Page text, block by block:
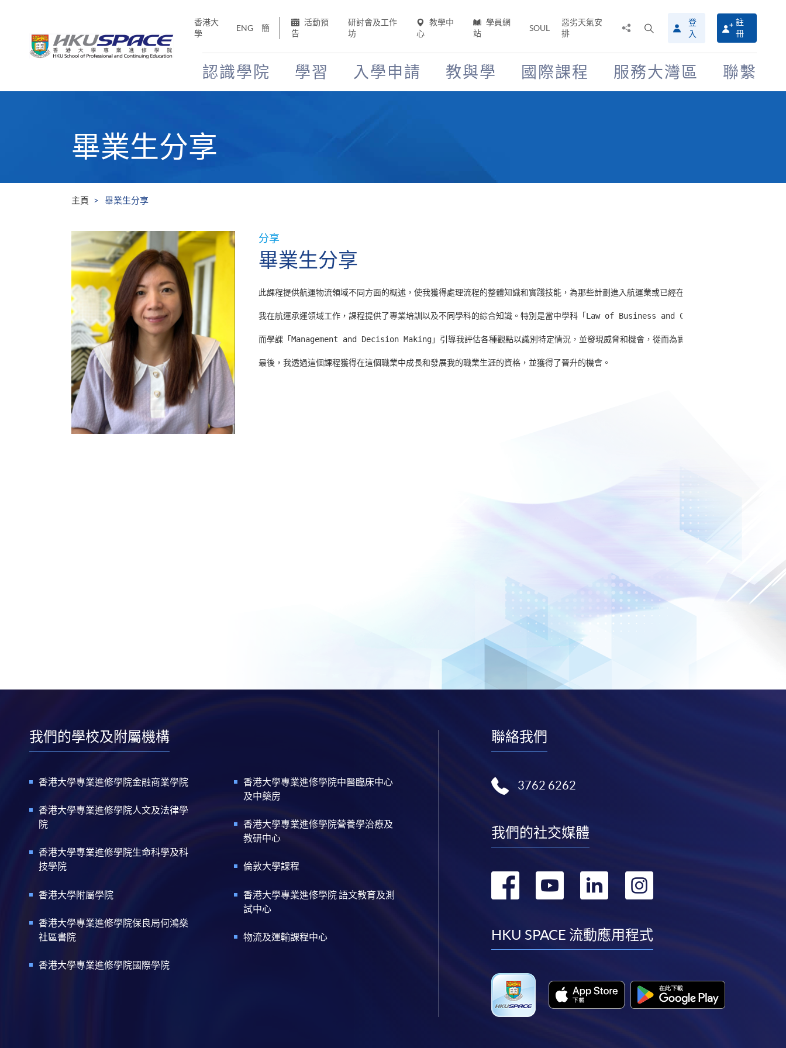
香港大
學
ENG 簡
活動預
告
研討會及工作
坊
教學中
心
學員網
站
SOUL
惡劣天氣安
排
搜
尋
介
面
登
入
註
冊
認識學院 學習 入學申請 教與學 國際課程 服務大灣區 聯繫
畢業生分享
主頁 畢業生分享
分享
畢業生分享
此課程提供航運物流領域不同方面的概述，使我獲得處理流程的整體知識和實踐技能，為那些計劃進入航運業或已經在該領域工作的人提供了充分
我在航運承運領域工作，課程提供了專業培訓以及不同學科的綜合知識。特別是當中學科「Law of Business and Carriage」，讓我了解有關
而學課「Management and Decision Making」引導我評估各種觀點以識別特定情況，並發現威脅和機會，從而為實現期望作出最佳選擇。
最後，我透過這個課程獲得在這個職業中成長和發展我的職業生涯的資格，並獲得了晉升的機會。
我們的學校及附屬機構
香港大學專業進修學院金融商業學院
香港大學專業進修學院人文及法律學
院
香港大學專業進修學院生命科學及科
技學院
香港大學附屬學院
香港大學專業進修學院保良局何鴻燊
社區書院
香港大學專業進修學院國際學院
香港大學專業進修學院中醫臨床中心
及中藥房
香港大學專業進修學院營養學治療及
教研中心
倫敦大學課程
香港大學專業進修學院 語文教育及測
試中心
物流及運輸課程中心
聯絡我們
3762 6262
我們的社交媒體
轉
facebook
轉
youtube
轉
linkedin
轉
instagram
HKU SPACE 流動應用程式